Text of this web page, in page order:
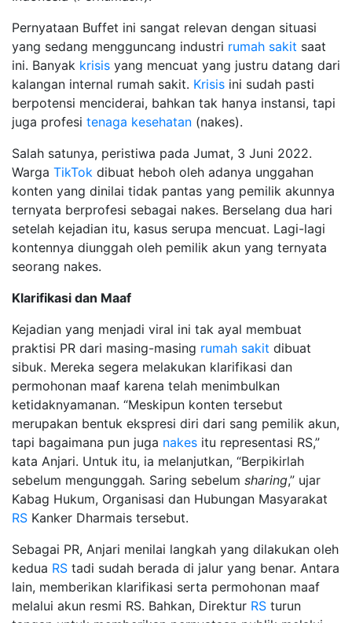
Pernyataan Buffet ini sangat relevan dengan situasi
yang sedang mengguncang industri rumah sakit saat
ini. Banyak krisis yang mencuat yang justru datang dari
kalangan internal rumah sakit. Krisis ini sudah pasti
berpotensi menciderai, bahkan tak hanya instansi, tapi
juga profesi tenaga kesehatan (nakes).
Salah satunya, peristiwa pada Jumat, 3 Juni 2022.
Warga TikTok dibuat heboh oleh adanya unggahan
konten yang dinilai tidak pantas yang pemilik akunnya
ternyata berprofesi sebagai nakes. Berselang dua hari
setelah kejadian itu, kasus serupa mencuat. Lagi-lagi
kontennya diunggah oleh pemilik akun yang ternyata
seorang nakes.
Klarifikasi dan Maaf
Kejadian yang menjadi viral ini tak ayal membuat
praktisi PR dari masing-masing rumah sakit dibuat
sibuk. Mereka segera melakukan klarifikasi dan
permohonan maaf karena telah menimbulkan
ketidaknyamanan. “Meskipun konten tersebut
merupakan bentuk ekspresi diri dari sang pemilik akun,
tapi bagaimana pun juga nakes itu representasi RS,”
kata Anjari. Untuk itu, ia melanjutkan, “Berpikirlah
sebelum mengunggah. Saring sebelum sharing,” ujar
Kabag Hukum, Organisasi dan Hubungan Masyarakat
RS Kanker Dharmais tersebut.
Sebagai PR, Anjari menilai langkah yang dilakukan oleh
kedua RS tadi sudah berada di jalur yang benar. Antara
lain, memberikan klarifikasi serta permohonan maaf
melalui akun resmi RS. Bahkan, Direktur RS turun